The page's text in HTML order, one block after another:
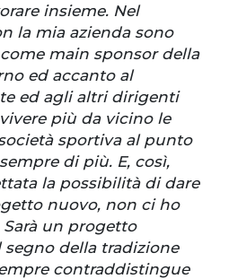
insieme. Nel
la mia azienda sono
main sponsor della
ed accanto al
ed agli altri dirigenti
più da vicino le
sportiva al punto
di più. E, così,
la possibilità di dare
nuovo, non ci ho
un progetto
della tradizione
contraddistingue